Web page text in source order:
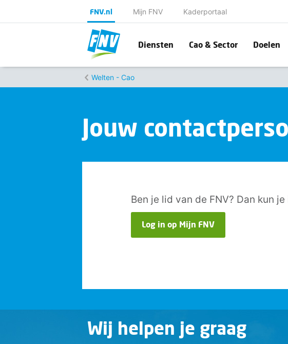
FNV.nl Mijn FNV Kaderportaal
Diensten Cao & Sector Doelen
Welten - Cao
Jouw
Ben je lid van de FNV? Dan kun
Log in op Mijn FNV
Wij helpen je graag